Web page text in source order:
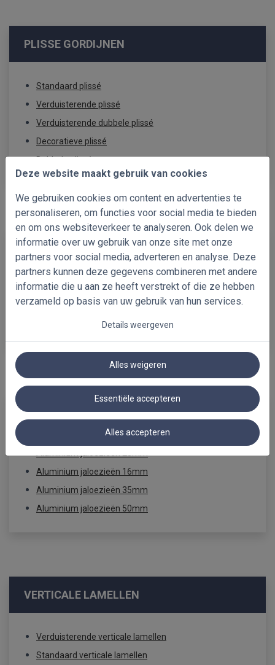
Deze website maakt gebruik van cookies
We gebruiken cookies om content en advertenties te
personaliseren, om functies voor social media te bieden
en om ons websiteverkeer te analyseren. Ook delen we
informatie over uw gebruik van onze site met onze
partners voor social media, adverteren en analyse. Deze
partners kunnen deze gegevens combineren met andere
informatie die u aan ze heeft verstrekt of die ze hebben
verzameld op basis van uw gebruik van hun services.
Details weergeven
Alles weigeren
Essentiële accepteren
Alles accepteren
PLISSE GORDIJNEN
Standaard plissé
Verduisterende plissé
Verduisterende dubbele plissé
Decoratieve plissé
Dubbele plissé
ROLGORDIJNEN
Standaard rolgordijnen
Verduisterende rolgordijnen
Decoratieve rolgordijnen
ALUMINIUM JALOEZIEËN
Aluminium jaloezieën 16mm
Aluminium jaloezieën 35mm
Aluminium jaloezieën 50mm
VERTICALE LAMELLEN
Verduisterende verticale lamellen
Standaard verticale lamellen